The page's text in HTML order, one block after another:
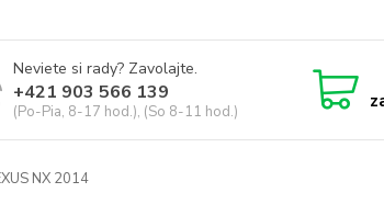
Neviete si rady? Zavolajte.
+421 903 566 139
(Po-Pia, 8-17 hod.), (So 8-11 hod.)
NX 2014